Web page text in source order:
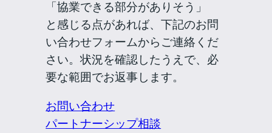
「協業できる部分がありそう」
と感じる点があれば、下記のお問
い合わせフォームからご連絡くだ
さい。状況を確認したうえで、必
要な範囲でお返事します。
お問い合わせ
パートナーシップ相談